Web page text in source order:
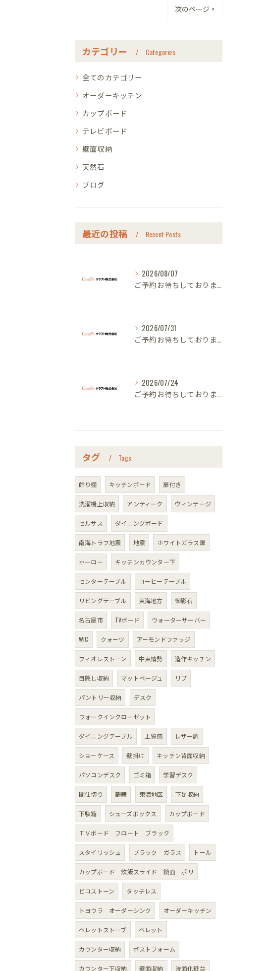
次のページ >
カテゴリー Categories
全てのカテゴリー
オーダーキッチン
カップボード
テレビボード
壁面収納
天然石
ブログ
最近の投稿 Recent Posts
2026/08/07
ご予約お待ちしております｜名古屋のオーダー家具ならクラフト
2026/07/31
ご予約お待ちしております｜名古屋のオーダー家具ならクラフト
2026/07/24
ご予約お待ちしております｜名古屋のオーダー家具ならクラフト
タグ Tags
飾り棚 キッチンボード 扉付き
洗濯機上収納 アンティーク ヴィンテージ
セルサス ダイニングボード
南海トラフ地震 地震 ホワイトガラス扉
ホーロー キッチンカウンター下
センターテーブル コーヒーテーブル
リビングテーブル 東海地方 御影石
名古屋市 TVボード ウォーターサーバー
WIC クォーツ アーモンドファッジ
フィオレストーン 中東情勢 造作キッチン
目隠し収納 マットベージュ リブ
パントリー収納 デスク
ウォークインクローゼット
ダイニングテーブル 上質感 レザー調
ショーケース 壁掛け キッチン背面収納
パソコンデスク ゴミ箱 学習デスク
間仕切り 鶴舞 東海地区 下足収納
下駄箱 シューズボックス カップボード
ＴＶボード フロート ブラック
スタイリッシュ ブラック ガラス トール
カップボード 炊飯スライド 鏡面 ポリ
ビコストーン タッチレス
トヨウラ オーダーシンク オーダーキッチン
ペレットストーブ ペレット
カウンター収納 ポストフォーム
カウンター下収納 壁面収納 洗面化粧台